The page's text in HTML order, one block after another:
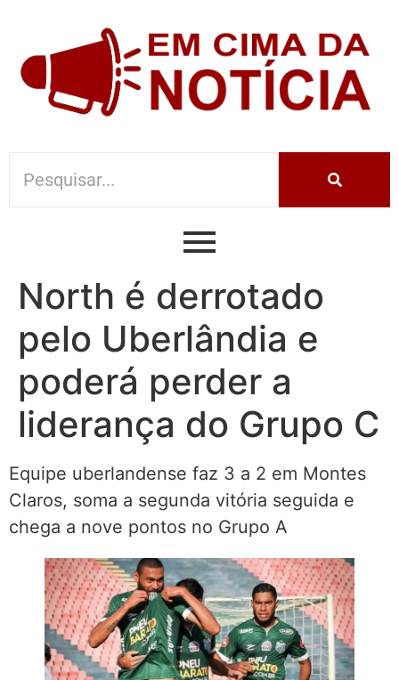
North é derrotado
pelo Uberlândia e
poderá perder a
liderança do Grupo C
Equipe uberlandense faz 3 a 2 em Montes
Claros, soma a segunda vitória seguida e
chega a nove pontos no Grupo A